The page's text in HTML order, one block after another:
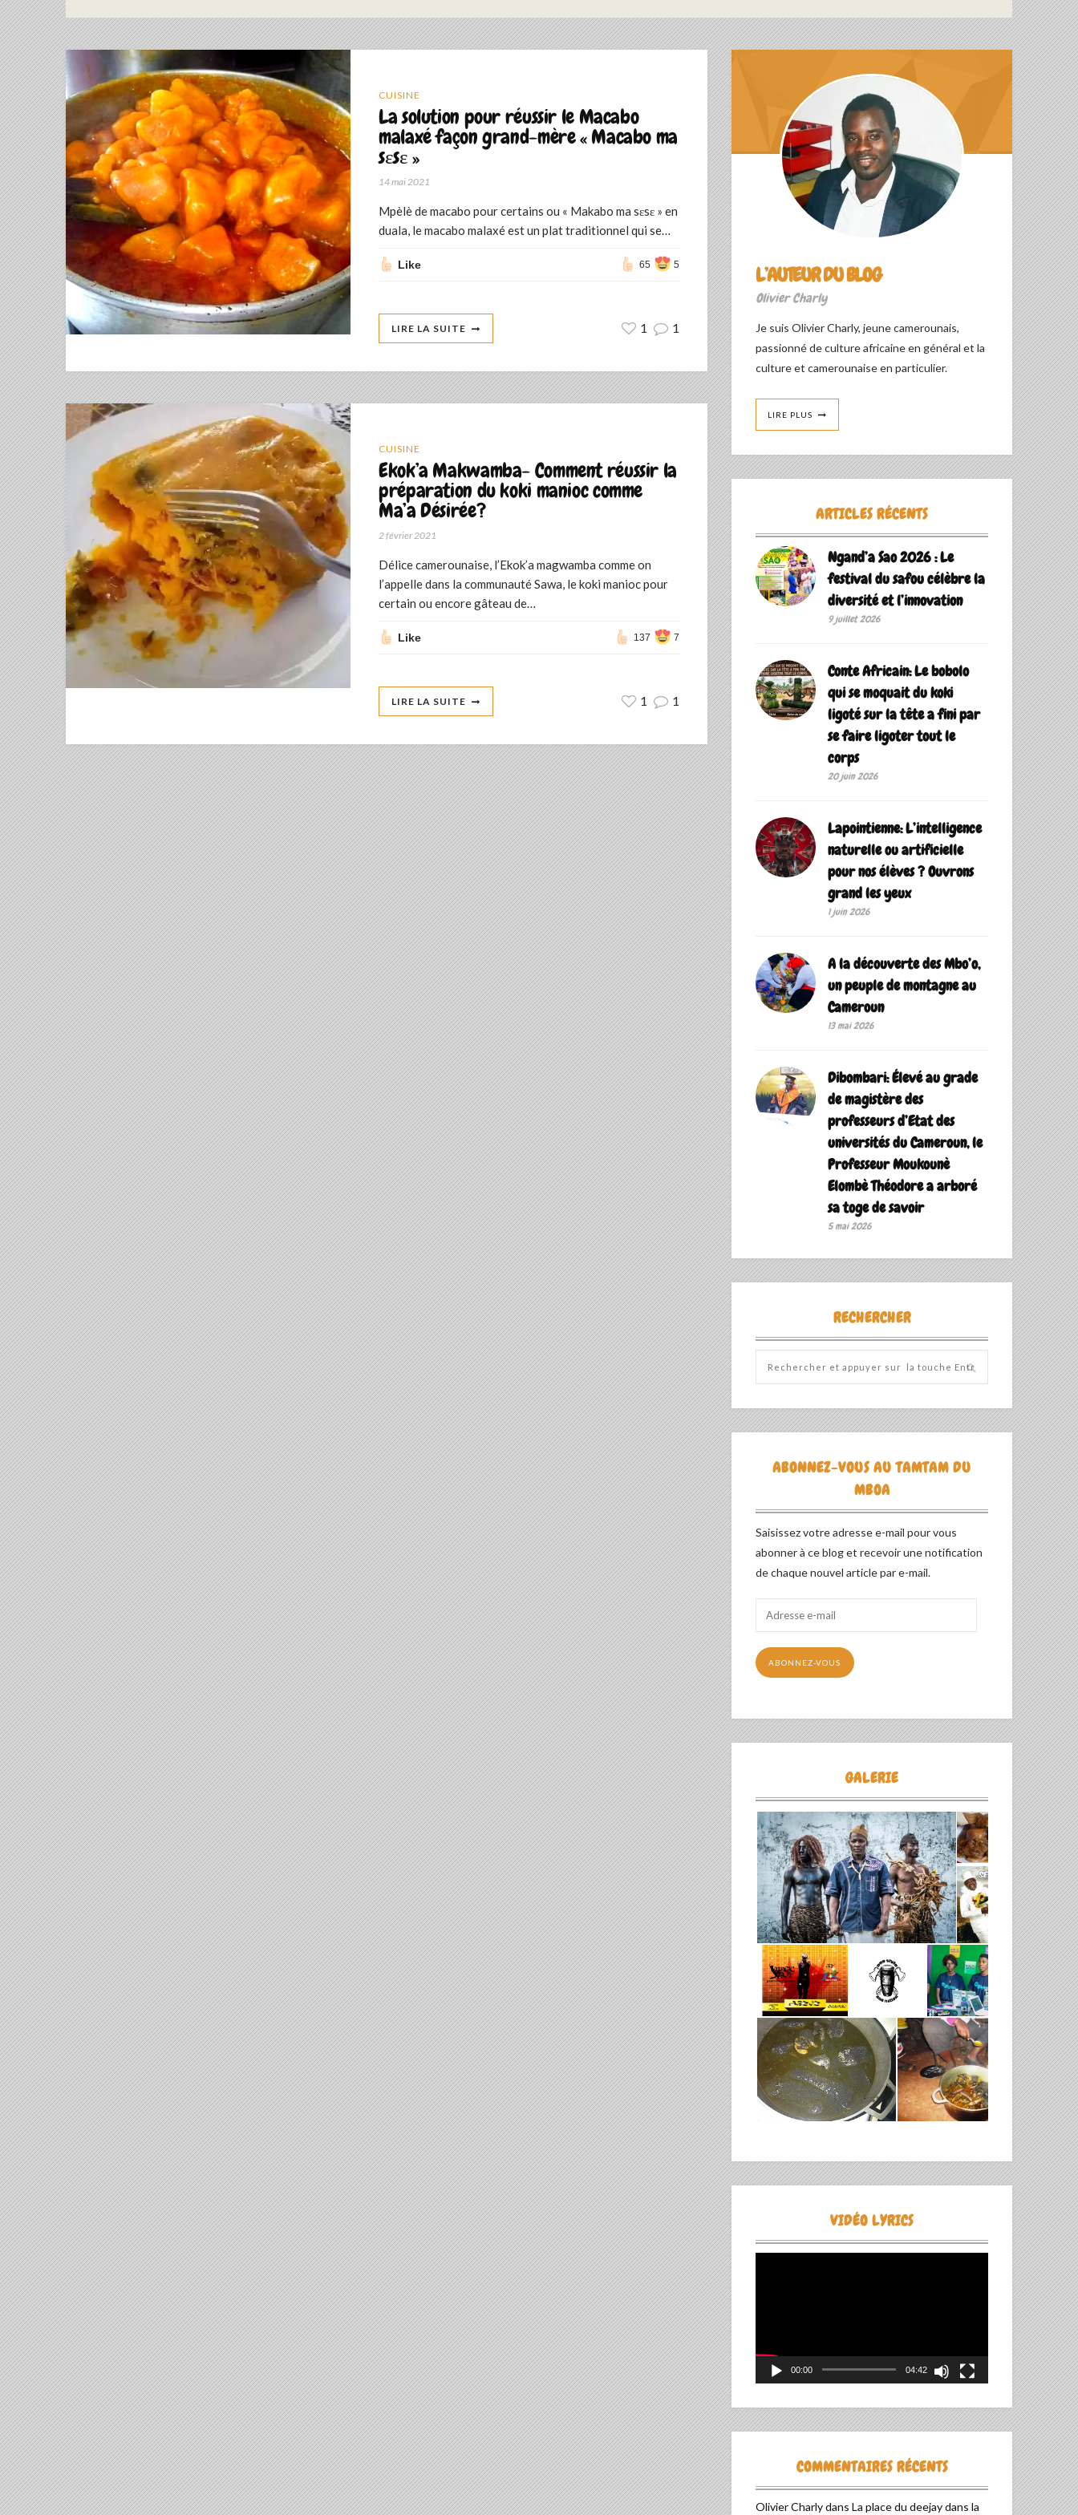
CUISINE
La solution pour réussir le Macabo
malaxé façon grand-mère « Macabo ma
sɛsɛ »
14 mai 2021
Mpèlè de macabo pour certains ou « Makabo ma sɛsɛ » en
duala, le macabo malaxé est un plat traditionnel qui se…
Like 65 5
LIRE LA SUITE 1 1
CUISINE
Ekok’a Makwamba- Comment réussir la
préparation du koki manioc comme
Ma’a Désirée?
2 février 2021
Délice camerounaise, l’Ekok’a magwamba comme on
l’appelle dans la communauté Sawa, le koki manioc pour
certain ou encore gâteau de…
Like 137 7
LIRE LA SUITE 1 1
L’AUTEUR DU BLOG
Olivier Charly
Je suis Olivier Charly, jeune camerounais,
passionné de culture africaine en général et la
culture et camerounaise en particulier.
LIRE PLUS
ARTICLES RÉCENTS
Ngand’a Sao 2026 : Le
festival du safou célèbre la
diversité et l’innovation
9 juillet 2026
Conte Africain: Le bobolo
qui se moquait du koki
ligoté sur la tête a fini par
se faire ligoter tout le
corps
20 juin 2026
Lapointienne: L’intelligence
naturelle ou artificielle
pour nos élèves ? Ouvrons
grand les yeux
1 juin 2026
A la découverte des Mbo’o,
un peuple de montagne au
Cameroun
13 mai 2026
Dibombari: Élevé au grade
de magistère des
professeurs d’Etat des
universités du Cameroun, le
Professeur Moukounè
Elombè Théodore a arboré
sa toge de savoir ‎
5 mai 2026
RECHERCHER
ABONNEZ-VOUS AU TAMTAM DU
MBOA
Saisissez votre adresse e-mail pour vous
abonner à ce blog et recevoir une notification
de chaque nouvel article par e-mail.
mail
ABONNEZ-VOUS
GALERIE
VIDÉO LYRICS
00:00 04:42
COMMENTAIRES RÉCENTS
Olivier Charlydans La place du deejay dans la